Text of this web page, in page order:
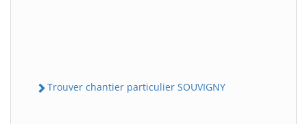
Trouver chantier particulier SOUVIGNY